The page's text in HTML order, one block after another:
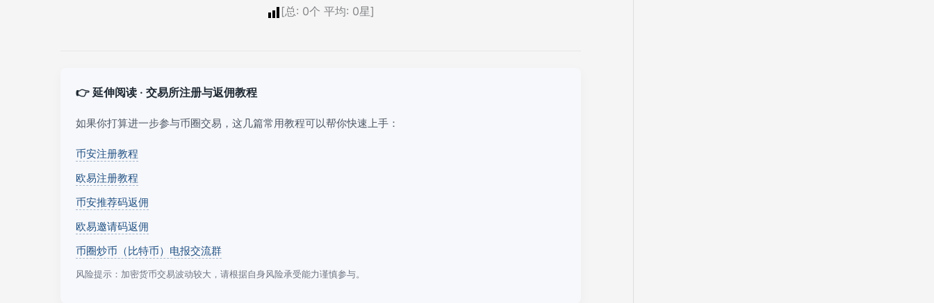
[总: 0个 平均: 0星]
👉 延伸阅读 · 交易所注册与返佣教程
如果你打算进一步参与币圈交易，这几篇常用教程可以帮你快速上手：
币安注册教程
欧易注册教程
币安推荐码返佣
欧易邀请码返佣
币圈炒币（比特币）电报交流群
风险提示：加密货币交易波动较大，请根据自身风险承受能力谨慎参与。